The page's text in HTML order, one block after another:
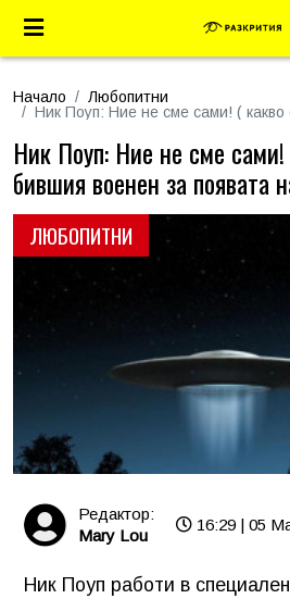
Начало
Любопитни
Ник Поуп: Ние не сме сами! (
ЛЮБОПИТНИ
Ник Поуп: Ние не сме
бившия военен за появата
Редактор:
Mary Lou
16:29 | 05
Ник Поуп работи в